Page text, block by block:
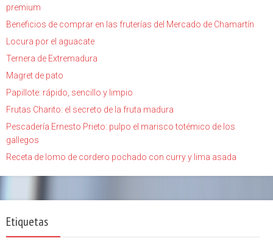
premium
Beneficios de comprar en las fruterías del Mercado de Chamartín
Locura por el aguacate
Ternera de Extremadura
Magret de pato
Papillote: rápido, sencillo y limpio
Frutas Charito: el secreto de la fruta madura
Pescadería Ernesto Prieto: pulpo el marisco totémico de los
gallegos
Receta de lomo de cordero pochado con curry y lima asada
Etiquetas